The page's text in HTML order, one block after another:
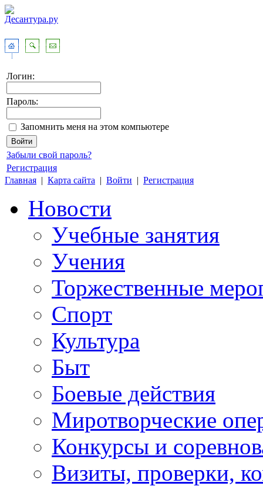
Логин:
Пароль:
Запомнить меня на этом компьютере
Забыли свой пароль?
Регистрация
Главная | Карта сайта | Войти | Регистрация
Новости
Учебные занятия
Учения
Торжественные
Спорт
Культура
Быт
Боевые действия
Миротворческие
Конкурсы и
Визиты, проверки,